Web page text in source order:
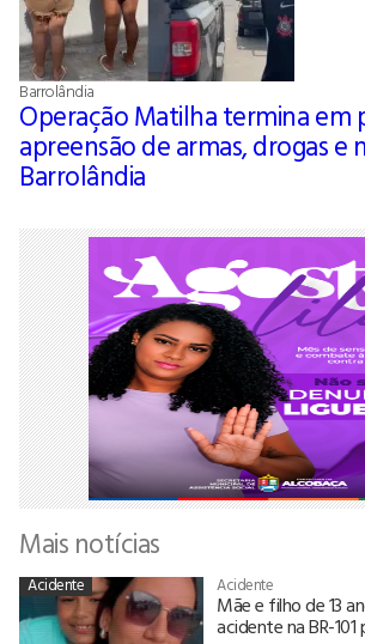
Barrolândia
Operação Matilha termina em
apreensão de armas, drogas e
Barrolândia
Mais notícias
Acidente Acidente
Mãe e filho de 13
acidente na BR-